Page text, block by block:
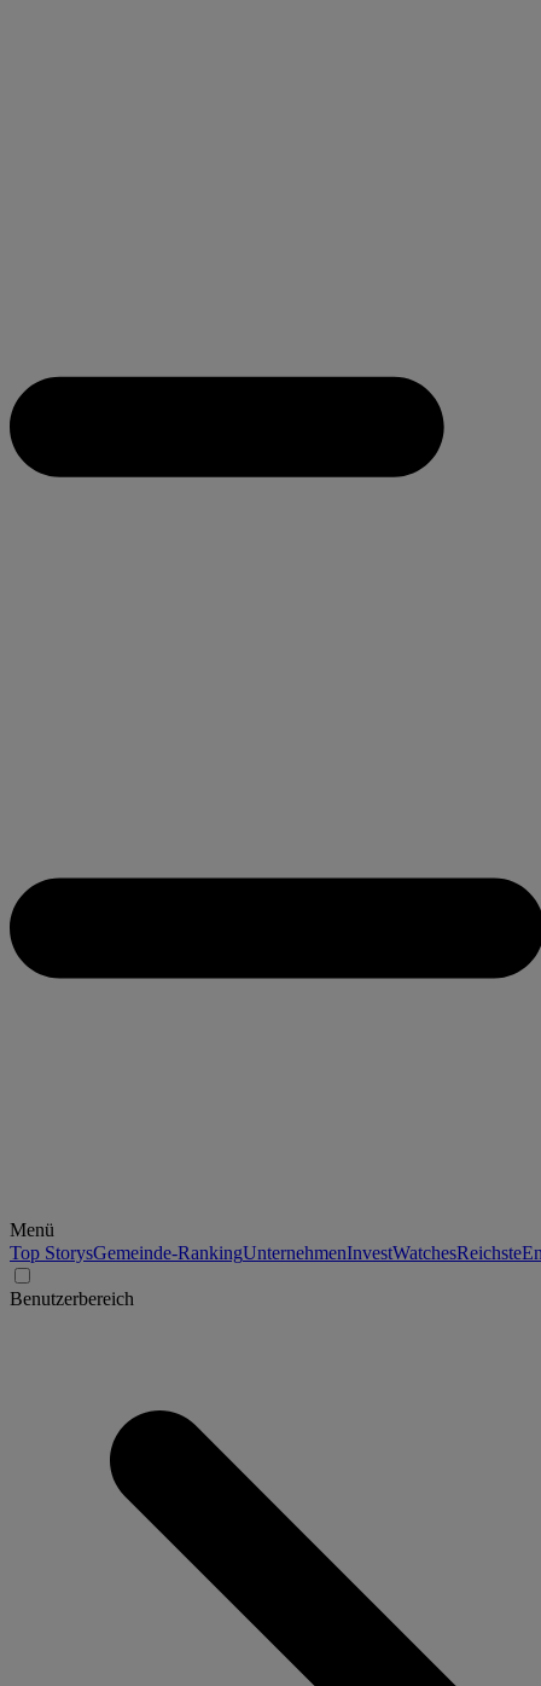
Menü
Top StorysGemeinde-RankingUnternehmenInvestWatchesReichste
Benutzerbereich